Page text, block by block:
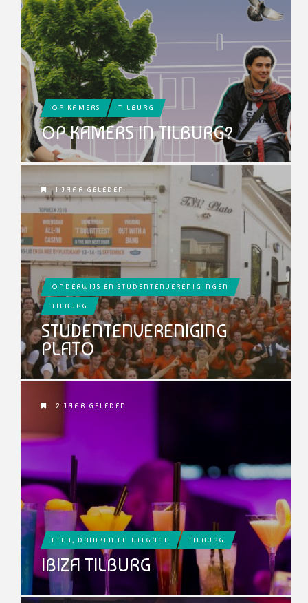
OP KAMERS TILBURG
OP KAMERS IN TILBURG?
1 JAAR GELEDEN
ONDERWIJS EN STUDENTENVERENIGINGEN
TILBURG
STUDENTENVERENIGING
PLATO
2 JAAR GELEDEN
ETEN, DRINKEN EN UITGAAN TILBURG
IBIZA TILBURG